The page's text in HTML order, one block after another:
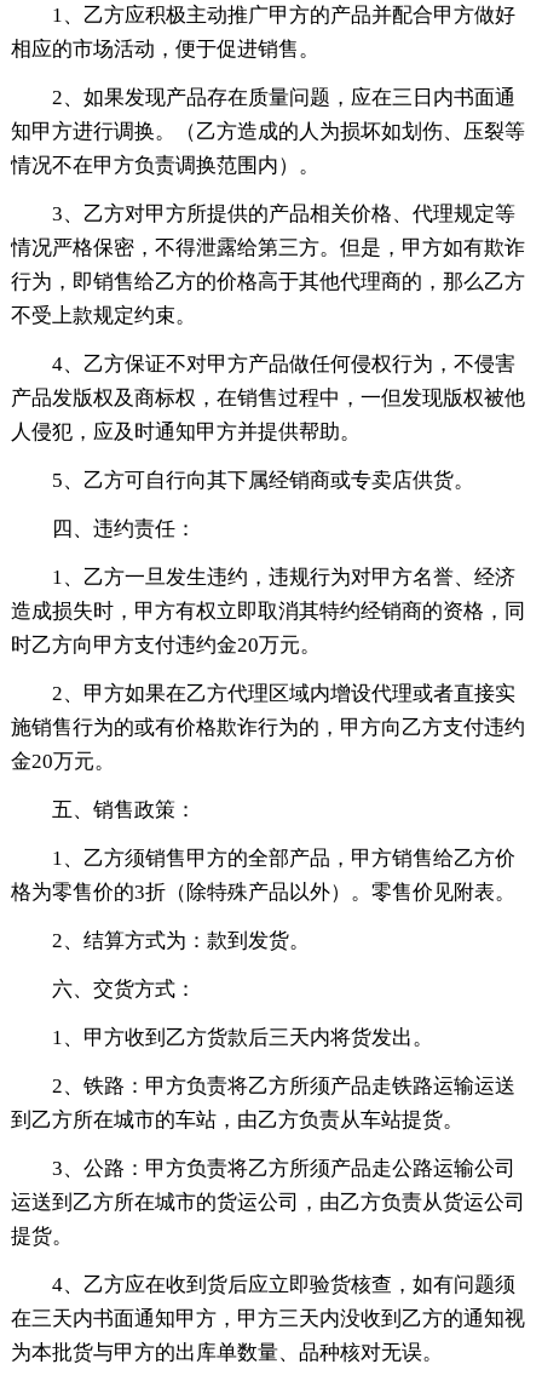
1、乙方应积极主动推广甲方的产品并配合甲方做好
相应的市场活动，便于促进销售。
2、如果发现产品存在质量问题，应在三日内书面通
知甲方进行调换。（乙方造成的人为损坏如划伤、压裂等
情况不在甲方负责调换范围内）。
3、乙方对甲方所提供的产品相关价格、代理规定等
情况严格保密，不得泄露给第三方。但是，甲方如有欺诈
行为，即销售给乙方的价格高于其他代理商的，那么乙方
不受上款规定约束。
4、乙方保证不对甲方产品做任何侵权行为，不侵害
产品发版权及商标权，在销售过程中，一但发现版权被他
人侵犯，应及时通知甲方并提供帮助。
5、乙方可自行向其下属经销商或专卖店供货。
四、违约责任：
1、乙方一旦发生违约，违规行为对甲方名誉、经济
造成损失时，甲方有权立即取消其特约经销商的资格，同
时乙方向甲方支付违约金20万元。
2、甲方如果在乙方代理区域内增设代理或者直接实
施销售行为的或有价格欺诈行为的，甲方向乙方支付违约
金20万元。
五、销售政策：
1、乙方须销售甲方的全部产品，甲方销售给乙方价
格为零售价的3折（除特殊产品以外）。零售价见附表。
2、结算方式为：款到发货。
六、交货方式：
1、甲方收到乙方货款后三天内将货发出。
2、铁路：甲方负责将乙方所须产品走铁路运输运送
到乙方所在城市的车站，由乙方负责从车站提货。
3、公路：甲方负责将乙方所须产品走公路运输公司
运送到乙方所在城市的货运公司，由乙方负责从货运公司
提货。
4、乙方应在收到货后应立即验货核查，如有问题须
在三天内书面通知甲方，甲方三天内没收到乙方的通知视
为本批货与甲方的出库单数量、品种核对无误。